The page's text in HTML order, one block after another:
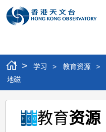
> 学习 > 教育资源 >
地磁
地
教育资源